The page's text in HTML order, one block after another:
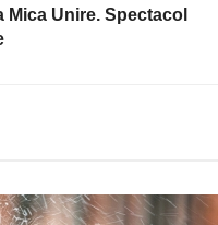
Mica Unire. Spectacol